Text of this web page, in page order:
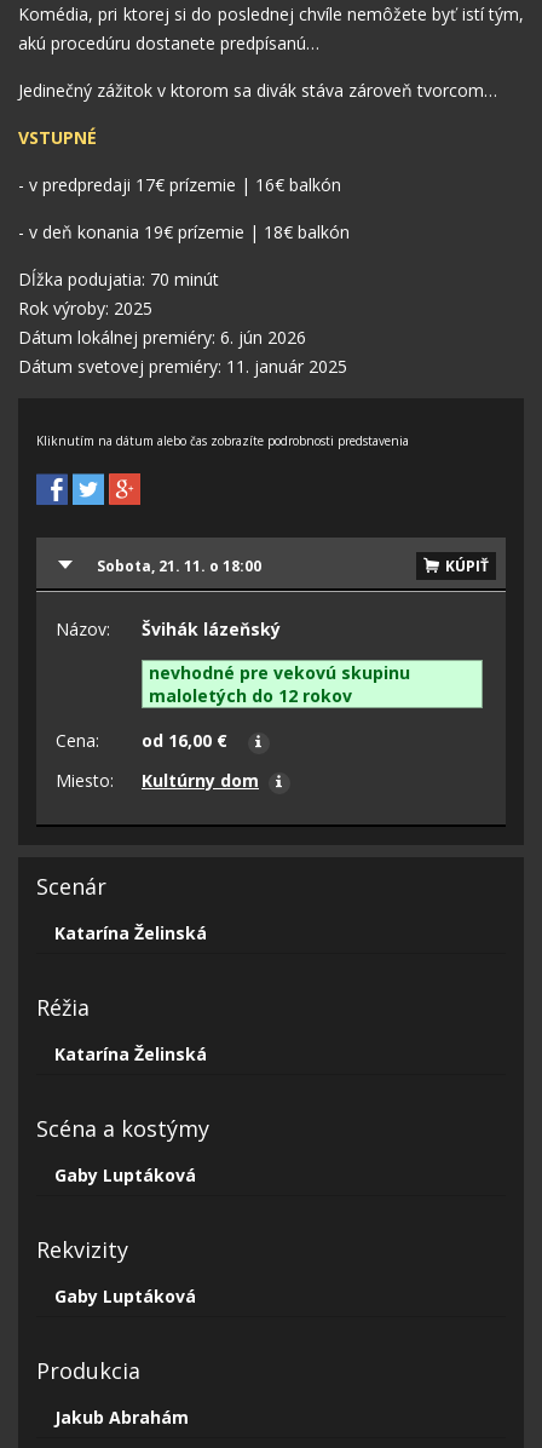
Komédia, pri ktorej si do poslednej chvíle nemôžete byť istí tým,
akú procedúru dostanete predpísanú…
Jedinečný zážitok v ktorom sa divák stáva zároveň tvorcom…
VSTUPNÉ
- v predpredaji 17€ prízemie | 16€ balkón
- v deň konania 19€ prízemie | 18€ balkón
Dĺžka podujatia: 70 minút
Rok výroby: 2025
Dátum lokálnej premiéry: 6. jún 2026
Dátum svetovej premiéry: 11. január 2025
Kliknutím na dátum alebo čas zobrazíte podrobnosti predstavenia
Sobota, 21. 11. o 18:00 KÚPIŤ
Názov:
Švihák lázeňský
nevhodné pre vekovú skupinu
maloletých do 12 rokov
Cena:
od 16,00 €
Miesto:
Kultúrny dom
Scenár
Katarína Želinská
Réžia
Katarína Želinská
Scéna a kostýmy
Gaby Luptáková
Rekvizity
Gaby Luptáková
Produkcia
Jakub Abrahám